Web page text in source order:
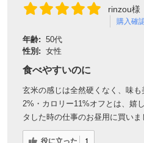
rinzou様
購入確
年齢: 50代
性別: 女性
食べやすいのに
玄米の感じは全然硬くなく、味
2%・カロリー11%オフとは、嬉
タした時の仕事のお昼用に買いま
役に立った 1